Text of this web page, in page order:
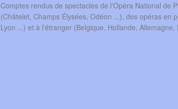
Comptes rendus de spectacles de l'Opéra National de
(Châtelet, Champs Élysées, Odéon ...), des opéras en
Lyon ...) et à l'étranger (Belgique, Hollande,